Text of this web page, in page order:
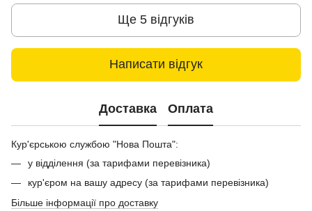
Ще 5 відгуків
Написати відгук
Доставка Оплата
Кур'єрською службою "Нова Пошта":
у відділення (за тарифами перевізника)
кур'єром на вашу адресу (за тарифами перевізника)
Більше інформації про доставку